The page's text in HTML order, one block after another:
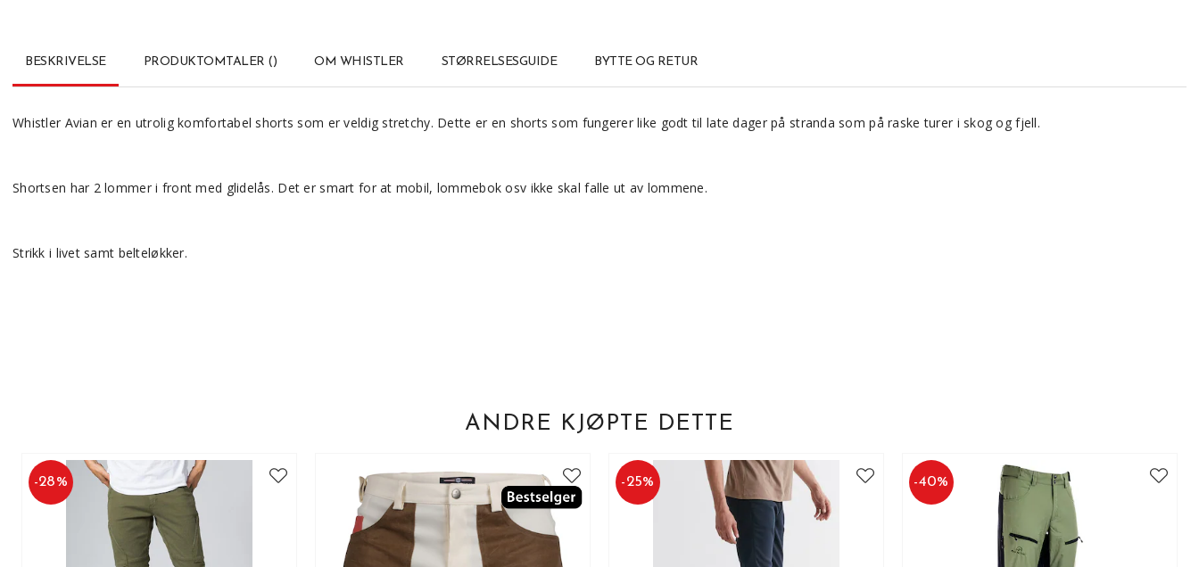
BESKRIVELSE PRODUKTOMTALER () OM WHISTLER STØRRELSESGUIDE BYTTE OG RETUR
Whistler Avian er en utrolig komfortabel shorts som er veldig stretchy. Dette er en shorts som fungerer like godt til late dager på stranda som på raske turer i skog og fjell.
Shortsen har 2 lommer i front med glidelås. Det er smart for at mobil, lommebok osv ikke skal falle ut av lommene.
Strikk i livet samt belteløkker.
ANDRE KJØPTE DETTE
-28% -25% -40%